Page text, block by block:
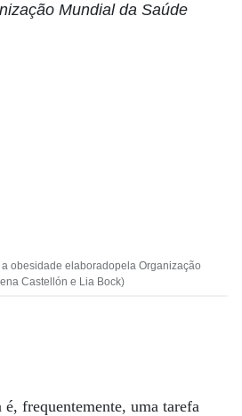
Mundial da Saúde
obesidade elaboradopela Organização
Castellón e Lia Bock)
frequentemente, uma tarefa